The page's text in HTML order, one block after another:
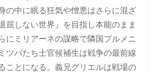
の中に眠る狂気や憎悪はさらに混ざ
屈しない世界』を目指し本能のまま
にミリアーネの謀略で隣国プルメニ
ツバたち士官候補生は戦争の最前線
ことになる。義兄グリエルは戦場の